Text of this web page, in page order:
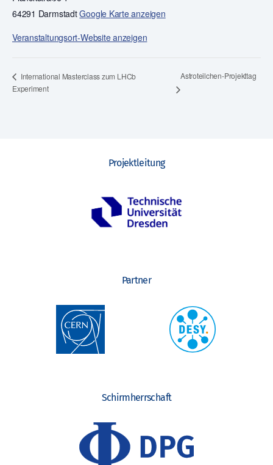
64291 DarmstadtGoogle Karte anzeigen
Veranstaltungsort-Website anzeigen
International Masterclass zum LHCb
Experiment
Astroteilchen-Projekttag
Projektleitung
Partner
Schirmherrschaft